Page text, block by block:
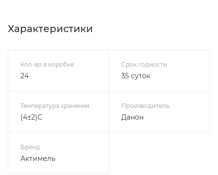
Характеристики
Кол-во в коробке
24
Срок годности
35 суток
Температура хранения
(4±2)С
Производитель
Данон
Бренд
Актимель